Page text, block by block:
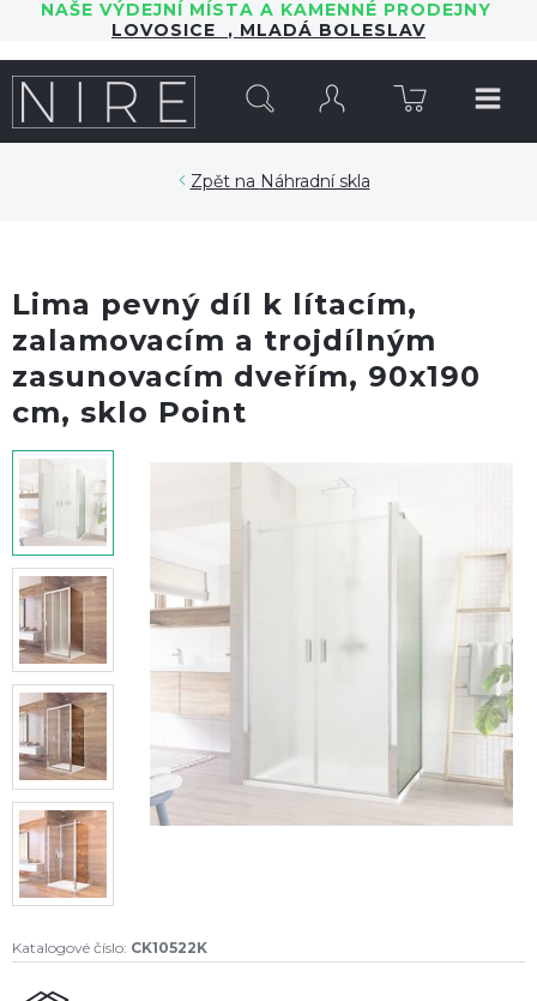
NAŠE VÝDEJNÍ MÍSTA A KAMENNÉ PRODEJNY
LOVOSICE , MLADÁ BOLESLAV
Náhradní skla
Lima pevný díl k lítacím,
zalamovacím a trojdílným
zasunovacím dveřím, 90x190
cm, sklo Point
Katalogové číslo: CK10522K